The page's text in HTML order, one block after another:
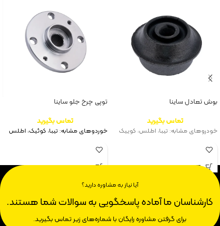
بوش تعادل ساینا
تماس بگیرید
خودروهای مشابه: تیبا، اطلس، کوییک
توپی چرخ جلو ساینا
تماس بگیرید
خوردوهای مشابه: تیبا، کوئیک، اطلس
آیا نیاز به مشاوره دارید؟
کارشناسان ما آماده پاسخگویی به سوالات شما هستند.
برای گرفتن مشاوره رایگان با شماره‌های زیر تماس بگیرید.